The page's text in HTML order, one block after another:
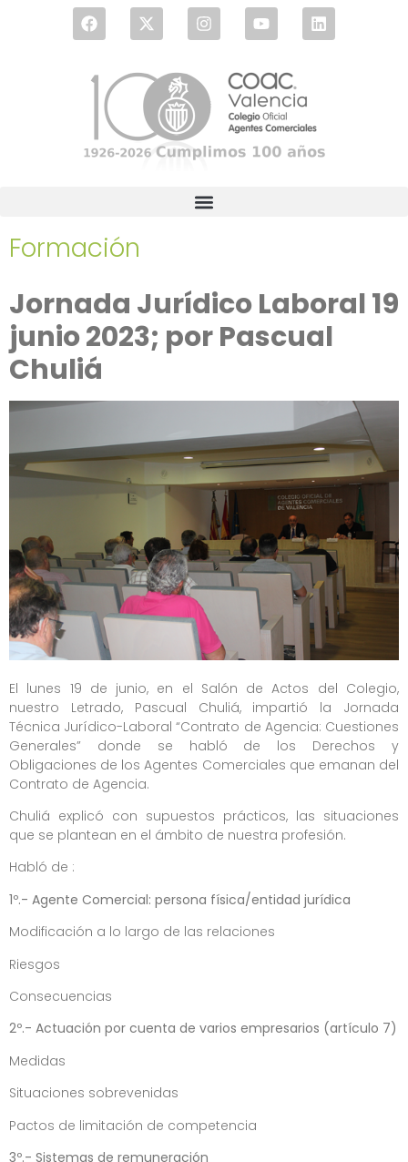
Formación
Jornada Jurídico Laboral 19
junio 2023; por Pascual
Chuliá
El lunes 19 de junio, en el Salón de Actos del Colegio,
nuestro Letrado, Pascual Chuliá, impartió la Jornada
Técnica Jurídico-Laboral “Contrato de Agencia: Cuestiones
Generales” donde se habló de los Derechos y
Obligaciones de los Agentes Comerciales que emanan del
Contrato de Agencia.
Chuliá explicó con supuestos prácticos, las situaciones
que se plantean en el ámbito de nuestra profesión.
Habló de :
1º.- Agente Comercial: persona física/entidad jurídica
Modificación a lo largo de las relaciones
Riesgos
Consecuencias
2º.- Actuación por cuenta de varios empresarios (artículo 7)
Medidas
Situaciones sobrevenidas
Pactos de limitación de competencia
3º.- Sistemas de remuneración